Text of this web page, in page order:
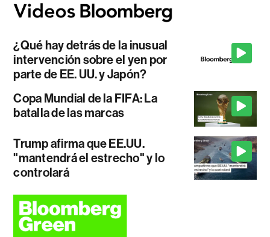
¿Qué hay detrás de la inusual
intervención sobre el yen por
parte de EE. UU. y Japón?
Copa Mundial de la FIFA: La
batalla de las marcas
Trump afirma que EE.UU.
"mantendrá el estrecho" y lo
controlará